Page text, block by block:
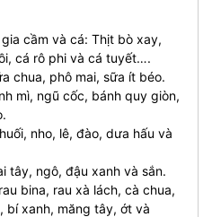
cầm và cá: Thịt bò xay,
cá rô phi và cá tuyết….
chua, phô mai, sữa ít béo.
mì, ngũ cốc, bánh quy giòn,
nho, lê, đào, dưa hấu và
tây, ngô, đậu xanh và sắn.
bina, rau xà lách, cà chua,
bí xanh, măng tây, ớt và